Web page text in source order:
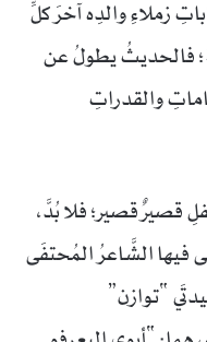
زملاءِ والدِه آخرَ كلِّ
فالحديثُ يطولُ عن
والقدراتِ
قصيرٌ قصير؛ فلا بُدَّ،
فيها الشَّاعرُ المُحتفَى
“توازن”